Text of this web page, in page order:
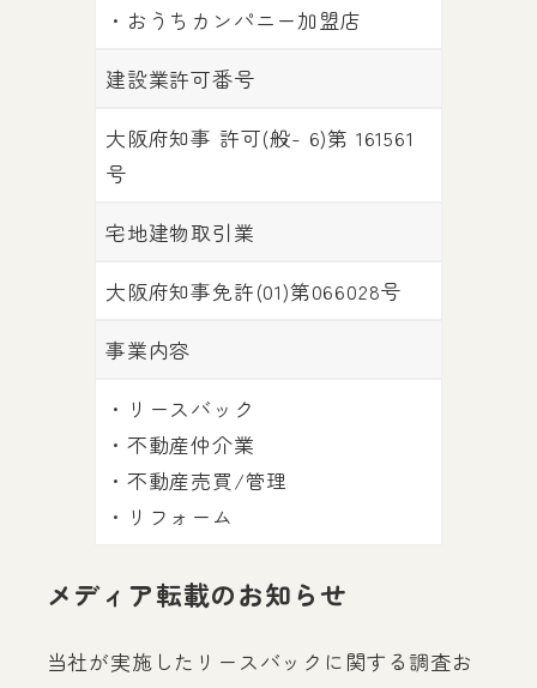
・おうちカンパニー加盟店
建設業許可番号
大阪府知事 許可(般- 6)第 161561
号
宅地建物取引業
大阪府知事免許(01)第066028号
事業内容
・リースバック
・不動産仲介業
・不動産売買/管理
・リフォーム
メディア転載のお知らせ
当社が実施したリースバックに関する調査お